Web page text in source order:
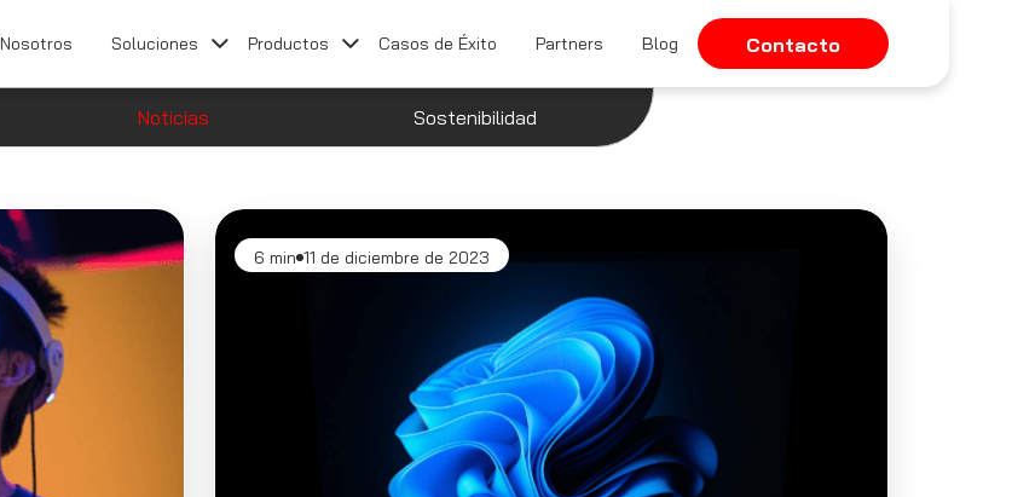
Nosotros Soluciones Productos Casos de Éxito Partners Blog Contacto
Noticias Sostenibilidad
6 min 11 de diciembre de 2023